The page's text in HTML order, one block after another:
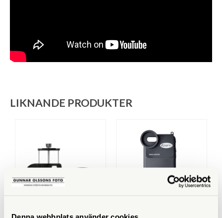
Denna webbplats använder cookies
LIKNANDE PRODUKTER
Smartoscope Kowa